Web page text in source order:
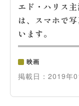
エド・ハリス
は、スマホで
います。
映画
掲載日： 2019年